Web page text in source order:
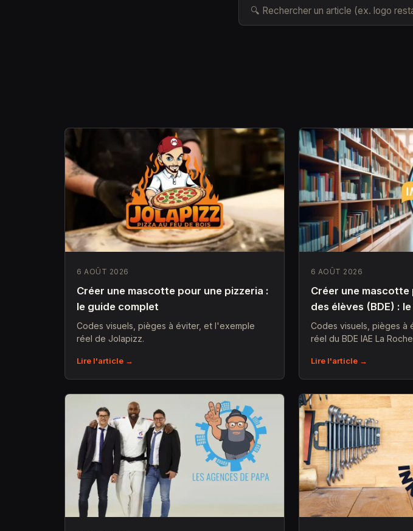
6 AOÛT 2026
Créer une mascotte pour une pizzeria :
le guide complet
Codes visuels, pièges à éviter, et l'exemple
réel de Jolapizz.
Lire l'article →
6 AOÛT 2026
Créer une mascotte
des élèves (BDE) :
Codes visuels, pièges à
réel du BDE IAE La
Lire l'article →